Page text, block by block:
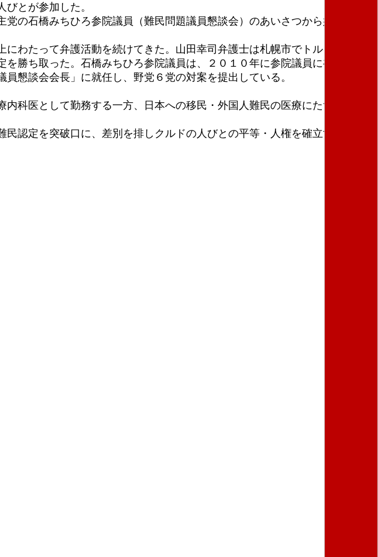
とが参加した。
の石橋みちひろ参院議員（難民問題議員懇談会）のあいさつから始まっ
わたって弁護活動を続けてきた。山田幸司弁護士は札幌市でトルコ国籍の
勝ち取った。石橋みちひろ参院議員は、２０１０年に参院議員に初当選し
懇談会会長」に就任し、野党６党の対案を提出している。
科医として勤務する一方、日本への移民・外国人難民の医療にたずさわり
認定を突破口に、差別を排しクルドの人びとの平等・人権を確立する社会